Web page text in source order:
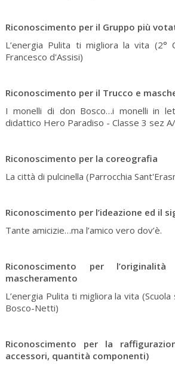
Riconoscimento per il Gruppo più
L’energia Pulita ti migliora la vita (2°
Francesco d'Assisi)
Riconoscimento per il Trucco e
I monelli di don Bosco…i monelli in
didattico Hero Paradiso - Classe 3 sez
Riconoscimento per la coreografia
La città di pulcinella (Parrocchia
Riconoscimento per l’ideazione ed il
Tante amicizie…ma l’amico vero dov’è.
Riconoscimento per
mascheramento
L’energia Pulita ti migliora la vita
Bosco-Netti)
Riconoscimento per la
accessori, quantità componenti)